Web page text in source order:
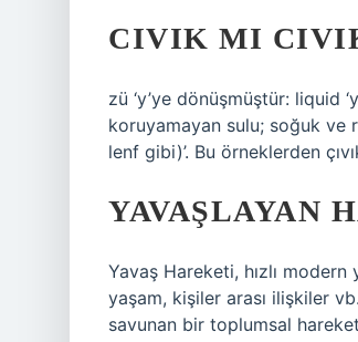
CIVIK MI
zü ‘y’ye dönüşmüştür: liquid
koruyamayan sulu; soğuk ve
lenf gibi)’. Bu örneklerden
YAVAŞLAYAN
Yavaş Hareketi, hızlı
yaşam, kişiler arası ilişkiler
savunan bir toplumsal